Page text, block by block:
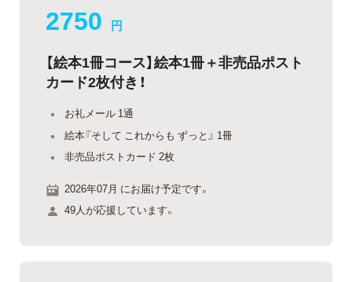
2750 円
【絵本1冊コース】絵本1冊＋非売品ポスト
カード2枚付き！
お礼メール 1通
絵本『そして これからも ずっと』 1冊
非売品ポストカード 2枚
2026年07月 にお届け予定です。
49人が応援しています。